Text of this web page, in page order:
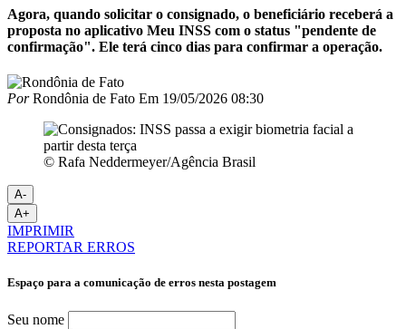
Agora, quando solicitar o consignado, o beneficiário receberá a
proposta no aplicativo Meu INSS com o status "pendente de
confirmação". Ele terá cinco dias para confirmar a operação.
PorRondônia de Fato Em 19/05/2026 08:30
© Rafa Neddermeyer/Agência Brasil
A-
A+
IMPRIMIR
REPORTAR ERROS
Espaço para a comunicação de erros nesta postagem
Seu nome